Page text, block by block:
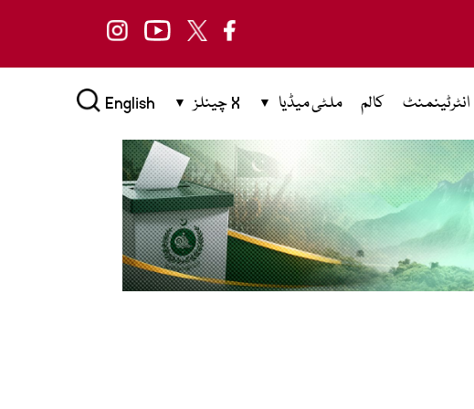
انٹرٹینمنٹ کالم ملٹی میڈیا X چینلز English